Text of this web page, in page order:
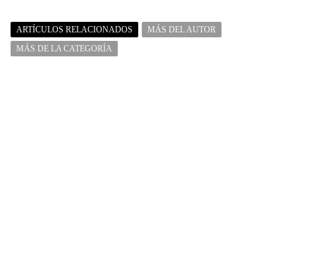
ARTÍCULOS RELACIONADOS
MÁS DEL AUTOR
MÁS DE LA CATEGORÍA